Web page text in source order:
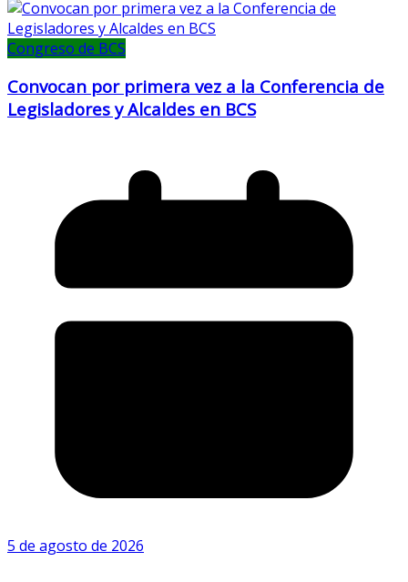
Congreso de BCS
Convocan por primera vez a la Conferencia de
Legisladores y Alcaldes en BCS
5 de agosto de 2026